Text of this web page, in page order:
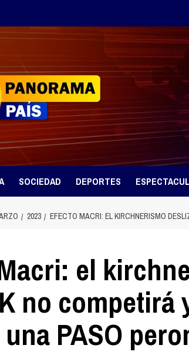
SOCIEDAD DEPORTES
2023 EFECTO MACRI: EL KIRCHNERISMO
el
no competirá
PASO